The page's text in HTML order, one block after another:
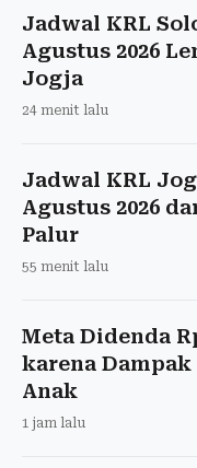
Jadwal KRL
Agustus 2026
Jogja
24 menit lalu
Jadwal KRL
Agustus 2026
Palur
55 menit lalu
Meta Didenda
karena
Anak
1 jam lalu